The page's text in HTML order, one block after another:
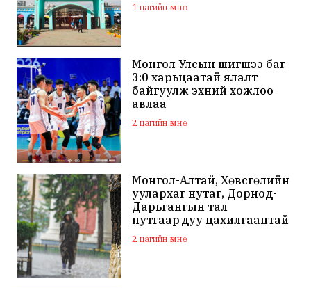
1 цагийн өмнө
Монгол Улсын шигшээ баг
3:0 харьцаатай ялалт
байгуулж эхний хожлоо
авлаа
2 цагийн өмнө
Монгол-Алтай, Хөвсгөлийн
уулархаг нутаг, Дорнод-
Дарьгангын тал
нутгаар дуу цахилгаантай
аадар бороо орно
2 цагийн өмнө